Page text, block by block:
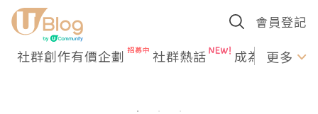
會員登記
社群創作有價企劃 社群熱話 成為U更多